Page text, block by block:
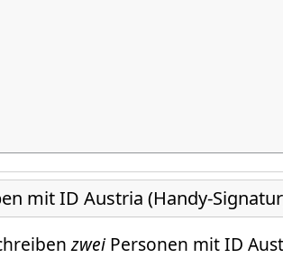
mit ID Austria (Handy-
zweiPersonen mit ID